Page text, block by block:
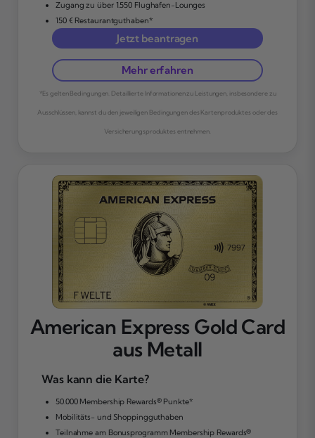
Zugang zu über 1.550 Flughafen-Lounges
150 € Restaurantguthaben*
Jetzt beantragen
Mehr erfahren
*Es gelten Bedingungen. Detaillierte Informationen zu Leistungen, insbesondere zu
Ausschlüssen, kannst du den jeweiligen Bedingungen des Kartenproduktes oder des
Versicherungsproduktes entnehmen.
American Express Gold Card
aus Metall
Was kann die Karte?
50.000 Membership Rewards® Punkte*
Mobilitäts- und Shoppingguthaben
Teilnahme am Bonusprogramm Membership Rewards®